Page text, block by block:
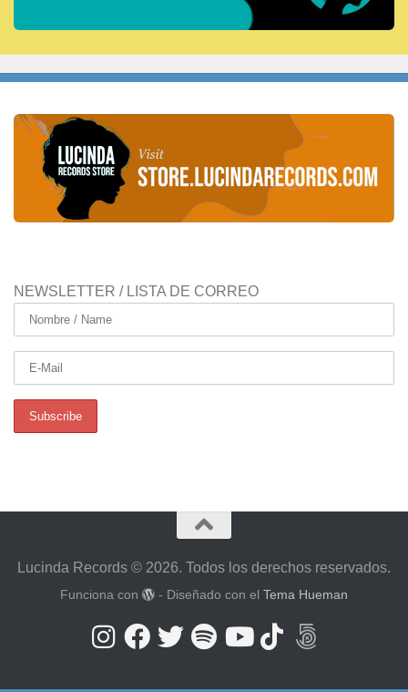
NEWSLETTER / LISTA DE CORREO
Lucinda Records © 2026. Todos los derechos reservados.
Funciona con - Diseñado con el Tema Hueman